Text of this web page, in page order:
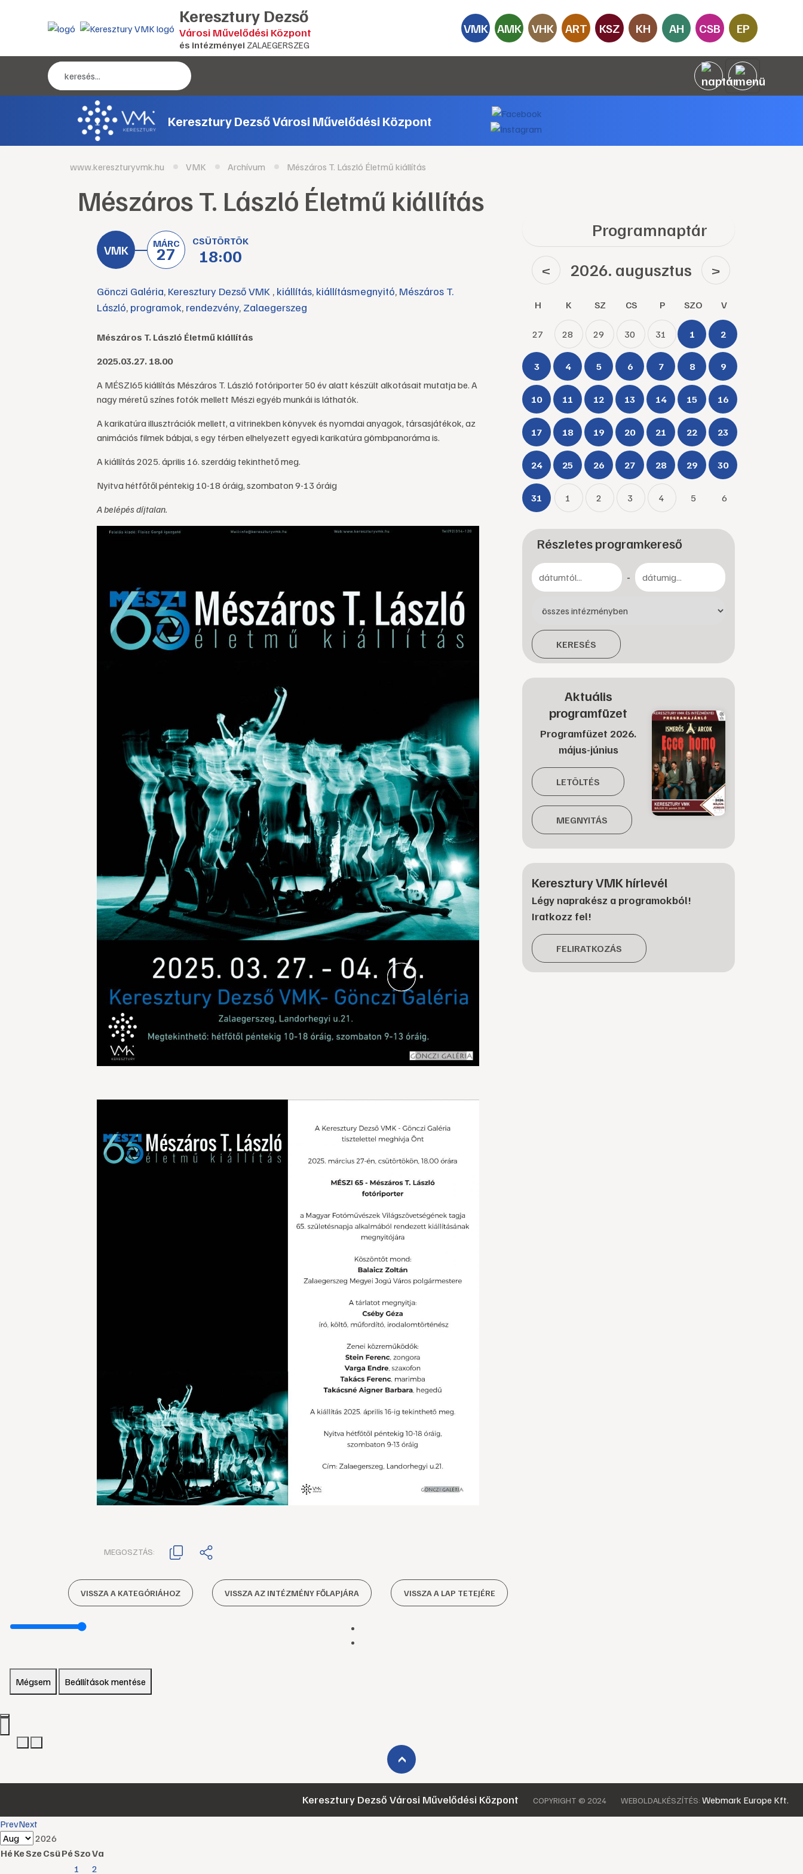
Keresztury Dezső
Városi Művelődési Központ
és intézményei ZALAEGERSZEG
VMK AMK VHK ART KSZ KH AH CSB EP
Keresztury Dezső Városi Művelődési Központ
www.kereszturyvmk.hu VMK Archívum Mészáros T. László Életmű kiállítás
Mészáros T. László Életmű kiállítás
MÁRC
27
CSÜTÖRTÖK
18:00
Gönczi Galéria, Keresztury Dezső VMK , kiállítás, kiállításmegnyitó, Mészáros T.
László, programok, rendezvény, Zalaegerszeg
Mészáros T. László Életmű kiállítás
2025.03.27. 18.00
A MÉSZI65 kiállítás Mészáros T. László fotóriporter 50 év alatt készült alkotásait mutatja be. A
nagy méretű színes fotók mellett Mészi egyéb munkái is láthatók.
A karikatúra illusztrációk mellett, a vitrinekben könyvek és nyomdai anyagok, társasjátékok, az
animációs filmek bábjai, s egy térben elhelyezett egyedi karikatúra gömbpanoráma is.
A kiállítás 2025. április 16. szerdáig tekinthető meg.
Nyitva hétfőtől péntekig 10-18 óráig, szombaton 9-13 óráig
A belépés díjtalan.
MEGOSZTÁS:
VISSZA A KATEGÓRIÁHOZ VISSZA AZ INTÉZMÉNY FŐLAPJÁRA VISSZA A LAP TETEJÉRE
Programnaptár
< 2026. augusztus >
H K SZ CS P SZO V
27 28 29 30 31 1 2
3 4 5 6 7 8 9
10 11 12 13 14 15 16
17 18 19 20 21 22 23
24 25 26 27 28 29 30
31 1 2 3 4 5 6
Részletes programkereső
-
KERESÉS
Aktuális
programfüzet
Programfüzet 2026.
május-június
LETÖLTÉS
MEGNYITÁS
Keresztury VMK hírlevél
Légy naprakész a programokból!
Iratkozz fel!
FELIRATKOZÁS
Mégsem Beállítások mentése
›
Keresztury Dezső Városi Művelődési Központ COPYRIGHT © 2024 WEBOLDALKÉSZÍTÉS: Webmark Europe Kft.
PrevNext
2026
HéKeSzeCsüPéSzoVa
1
2